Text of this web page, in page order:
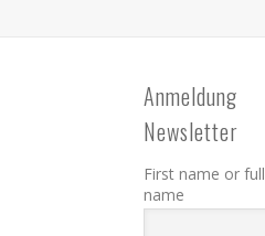
Anmeldung
Newsletter
First name or full
name